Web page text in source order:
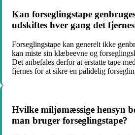
Kan forseglingstape
udskiftes hver gang det
Forseglingstape kan generelt ikke
kan miste sin klæbeevne og
Det anbefales derfor at erstatte tape
fjernes for at sikre en pålidelig
Hvilke miljømæssige hensyn
man bruger forseglingstape?